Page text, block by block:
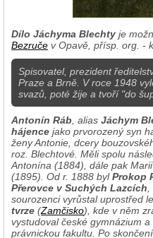
Dílo Jáchyma Blechty je
Bezruče v Opavě, přísp. org. -
Spisovatel, prezident
Praze a Brně. V roce 1948
svazů, poté žije a tvoří "do
Antonín Ráb , alias Jáchym
hájence jako prvorozený syn
ženy Antonie, dcery
roz. Blechtové. Měli spolu
Antonína (1884), dále pak
(1895). Od r. 1888 bylProkop
Přerovce v Suchých Lazcích
sourozenci vyrůstal uprostřed
tvrze (Zamčisko), kde v něm
vystudoval české gymnázium
právnickou fakultu. Po